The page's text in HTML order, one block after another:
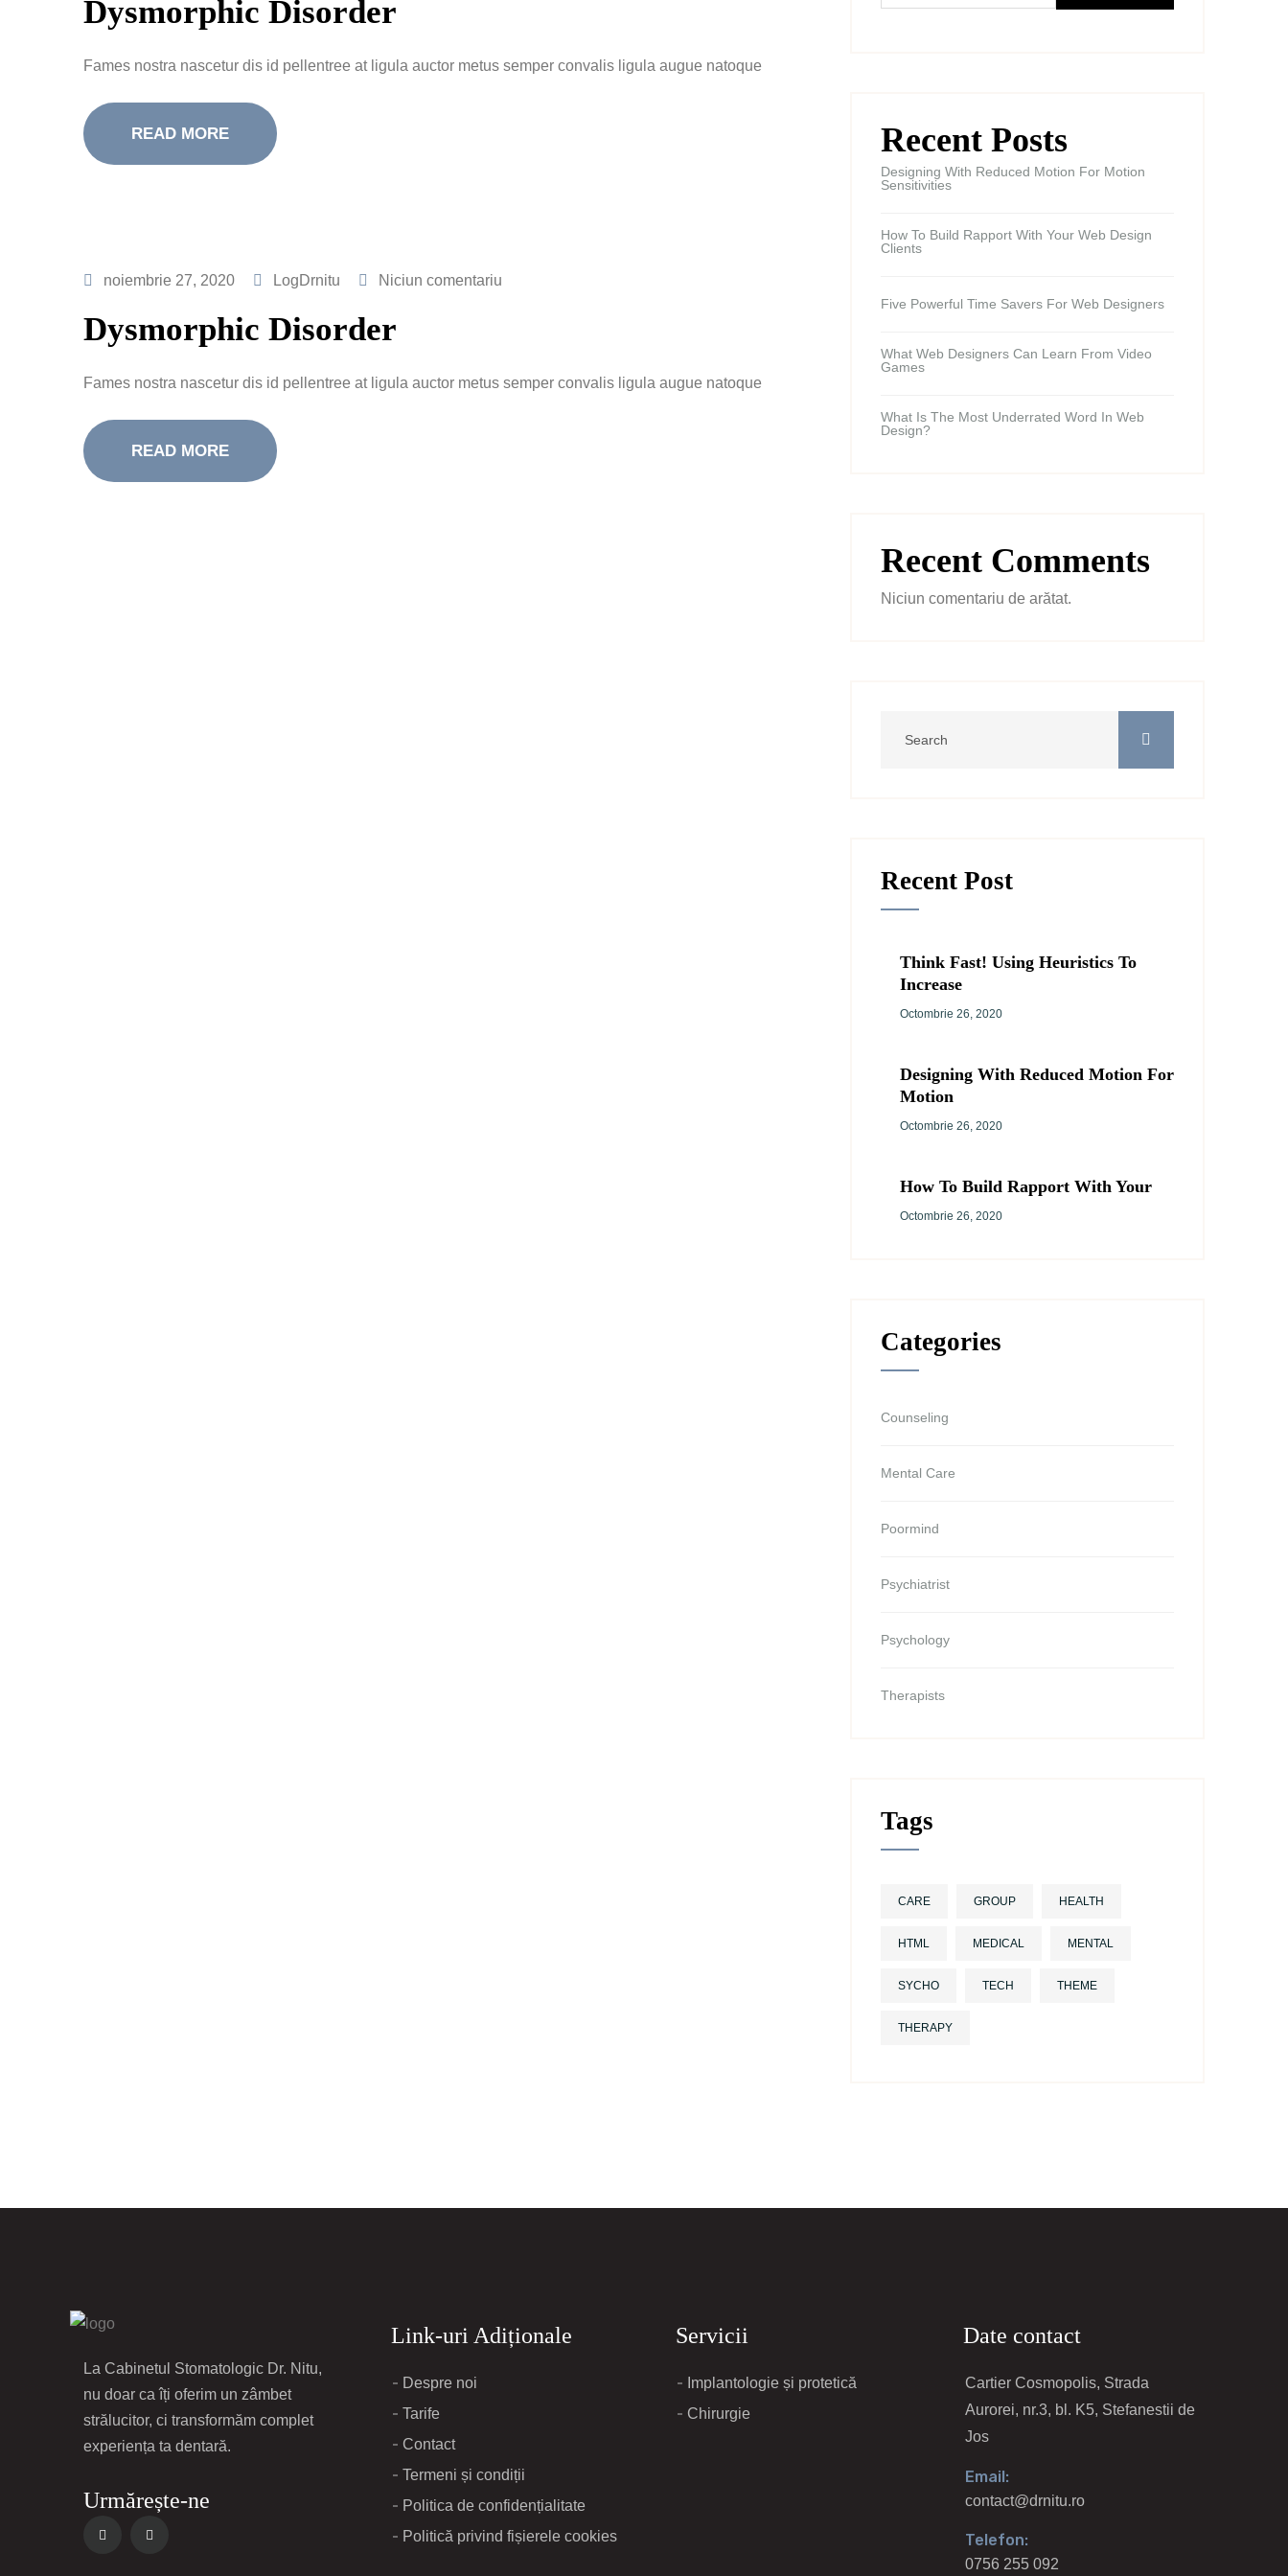
Dysmorphic Disorder
Fames nostra nascetur dis id pellentree at ligula auctor metus semper convalis ligula augue natoque
READ MORE
noiembrie 27, 2020 LogDrnitu Niciun comentariu
Dysmorphic Disorder
Fames nostra nascetur dis id pellentree at ligula auctor metus semper convalis ligula augue natoque
READ MORE
Recent Posts
Designing With Reduced Motion For Motion
Sensitivities
How To Build Rapport With Your Web Design
Clients
Five Powerful Time Savers For Web Designers
What Web Designers Can Learn From Video
Games
What Is The Most Underrated Word In Web
Design?
Recent Comments
Niciun comentariu de arătat.
Recent Post
Think Fast! Using Heuristics To
Increase
Octombrie 26, 2020
Designing With Reduced Motion For
Motion
Octombrie 26, 2020
How To Build Rapport With Your
Octombrie 26, 2020
Categories
Counseling
Mental Care
Poormind
Psychiatrist
Psychology
Therapists
Tags
CARE GROUP HEALTH
HTML MEDICAL MENTAL
SYCHO TECH THEME
THERAPY
La Cabinetul Stomatologic Dr. Nitu,
nu doar ca îți oferim un zâmbet
strălucitor, ci transformăm complet
experiența ta dentară.
Urmărește-ne
Link-uri Adiționale
Despre noi
Tarife
Contact
Termeni și condiții
Politica de confidențialitate
Politică privind fișierele cookies
Servicii
Implantologie și protetică
Chirurgie
Date contact
Cartier Cosmopolis, Strada
Aurorei, nr.3, bl. K5, Stefanestii de
Jos
Email:
contact@drnitu.ro
Telefon:
0756 255 092